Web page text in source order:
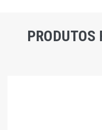
PRODUTOS